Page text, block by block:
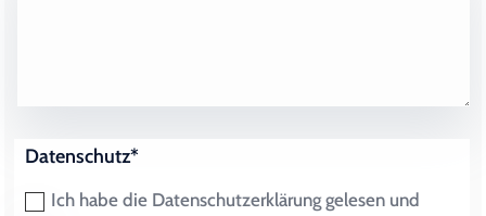
Datenschutz*
Ich habe die Datenschutzerklärung gelesen und